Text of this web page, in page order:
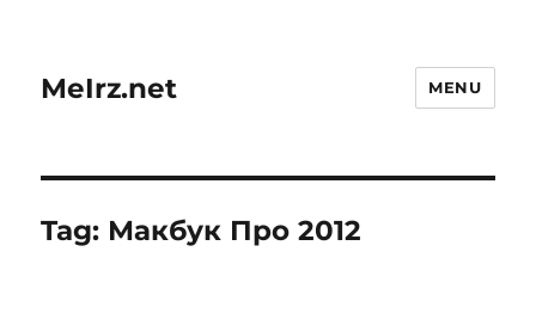
MeIrz.net MENU
Tag: Макбук Про 2012